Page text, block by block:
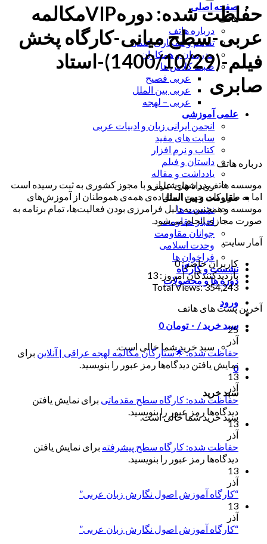
صفحه اصلی
هاتف
درباره هاتف
تفاهم و همکاری علمی
مدرسان و همکاران
ضبط کلاس ها
عربی فصیح
عربی بین الملل
عربی – لهجه
علمی آموزشی
انجمن ایرانی زبان و ادبیات عربی
سایت های مفید
کتاب و نرم افزار
داستان و فیلم
یادداشت و مقاله
رویداد های علمی
مقاومت و بین الملل
نشست ها
اخبار مقاومت
جوانان مقاومت
وحدت اسلامی
فراخوان ها
نشست و کارگاه
دوره ها و محصولات
ورود
سبد خرید / ۰ تومان 0
سبد خرید شما خالی است.
0
سبد خرید
سبد خرید شما خالی است.
حفاظت شده: دورهVIPمکالمه
عربی-سطح میانی-کارگاه پخش
فیلم-(1400/10/29)-استاد
صابری
درباره هاتف
موسسه هاتف در شهر شیراز و با مجوز کشوری به ثبت رسیده است
اما به طور کلی جهت استفاده‌ی همه‌ی هموطنان از آموزش‌های
موسسه و همچنین به دلیل فرامرزی بودن فعالیت‌ها، تمام برنامه به
صورت مجازی انجام می‌شود.
آمار سایت
کاربران حاضر:0
بازدیدکنندگان امروز: 13
Total Views:354,243
آخرین پست های هاتف
25
آذر
حفاظت شده: 🌟ستارگان مکالمه لهجه عراقی | آنلاین برای
نمایش یافتن دیدگاه‌ها رمز عبور را بنویسید.
13
آذر
حفاظت شده: کارگاه سطح مقدماتی برای نمایش یافتن
دیدگاه‌ها رمز عبور را بنویسید.
13
آذر
حفاظت شده: کارگاه سطح پیشرفته برای نمایش یافتن
دیدگاه‌ها رمز عبور را بنویسید.
13
آذر
“کارگاه آموزش اصول نگارش زبان عربی”
13
آذر
“کارگاه آموزش اصول نگارش زبان عربی”